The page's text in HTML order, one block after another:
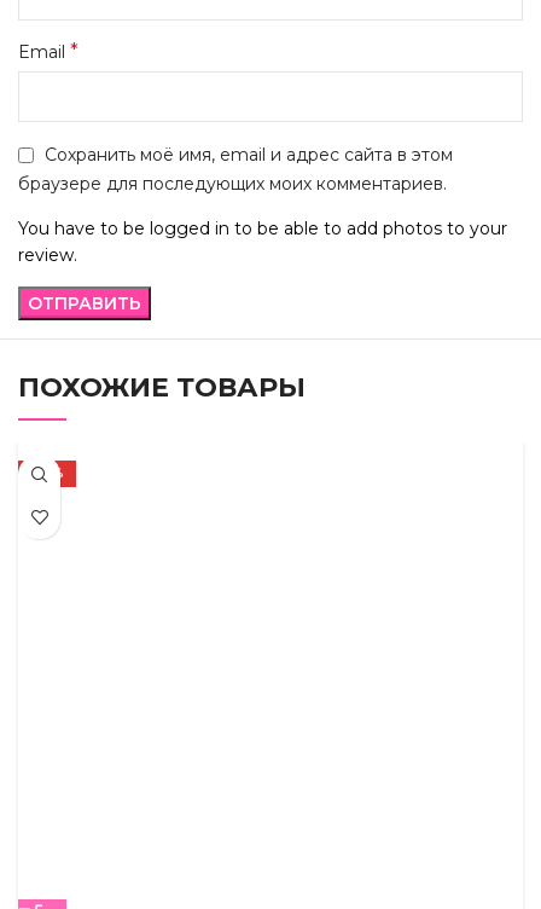
Email *
Сохранить моё имя, email и адрес сайта в этом
браузере для последующих моих комментариев.
You have to be logged in to be able to add photos to your
review.
ПОХОЖИЕ ТОВАРЫ
-27%